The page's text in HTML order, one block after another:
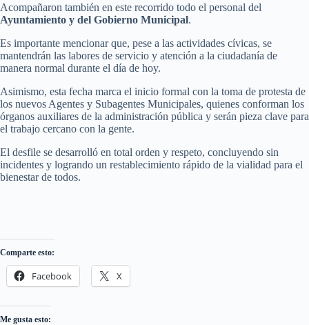
Acompañaron también en este recorrido todo el personal del
Ayuntamiento y del Gobierno Municipal.
Es importante mencionar que, pese a las actividades cívicas, se
mantendrán las labores de servicio y atención a la ciudadanía de
manera normal durante el día de hoy.
Asimismo, esta fecha marca el inicio formal con la toma de protesta de
los nuevos Agentes y Subagentes Municipales, quienes conforman los
órganos auxiliares de la administración pública y serán pieza clave para
el trabajo cercano con la gente.
El desfile se desarrolló en total orden y respeto, concluyendo sin
incidentes y logrando un restablecimiento rápido de la vialidad para el
bienestar de todos.
Comparte esto:
Facebook X
Me gusta esto: